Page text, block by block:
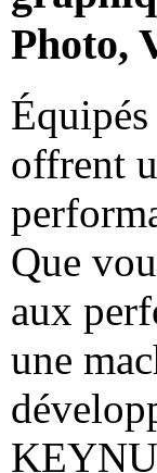
Photo,
offrent
Que
aux
une